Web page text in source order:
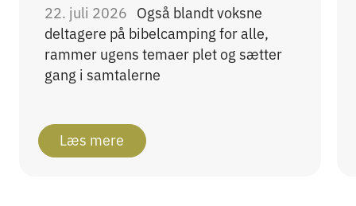
22. juli 2026 Også blandt voksne
deltagere på bibelcamping for alle,
rammer ugens temaer plet og sætter
gang i samtalerne
Læs mere